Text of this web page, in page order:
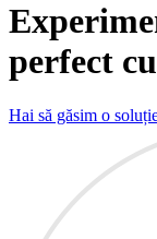
perfect
Hai să găsim o